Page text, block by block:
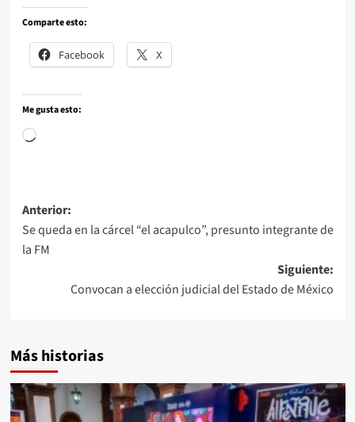
Comparte esto:
Facebook X
Me gusta esto:
Anterior:
Se queda en la cárcel “el acapulco”, presunto integrante de
la FM
Siguiente:
Convocan a elección judicial del Estado de México
Más historias